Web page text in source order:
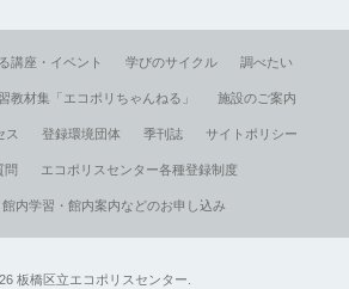
講座・イベント 学びのサイクル 調べたい
教材集「エコポリちゃんねる」 施設のご案内
ス 登録環境団体 季刊誌 サイトポリシー
問 エコポリスセンター各種登録制度
内学習・館内案内などのお申し込み
板橋区立エコポリスセンター